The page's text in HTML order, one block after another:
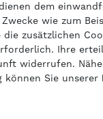
© 2026 gasprofi / Alle
dem
wie zum
zusätzlichen
Ihre
widerrufen.
können Sie unserer